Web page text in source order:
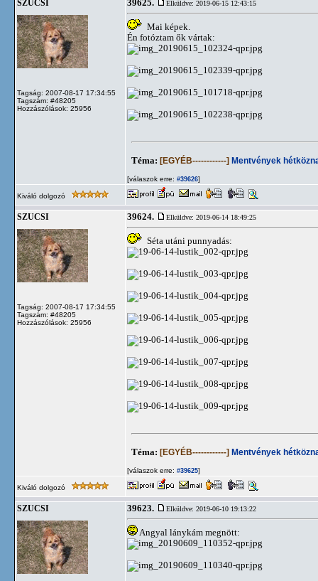
SZUCSI
Tagság: 2007-08-17 17:34:55
Tagszám: #48205
Hozzászólások: 25956
39625. Elküldve: 2019-06-15 12:43:15
Mai képek.
Én fotóztam ők vártak:
Téma: [EGYÉB------------] Mentvények
[válaszok erre: #39626]
Kiváló dolgozó
SZUCSI
Tagság: 2007-08-17 17:34:55
Tagszám: #48205
Hozzászólások: 25956
39624. Elküldve: 2019-06-14 18:49:25
Séta utáni punnyadás:
Téma: [EGYÉB------------] Mentvények
[válaszok erre: #39625]
Kiváló dolgozó
SZUCSI 39623. Elküldve: 2019-06-10 19:13:22
Angyal lánykám megnött: